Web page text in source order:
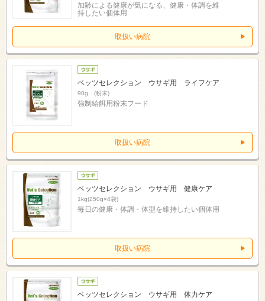
加齢による健康が気になる、健康・体調を維
持したい個体用
取扱い病院
ベッツセレクション ウサギ用 ライフケア
90g (粉末)
強制給餌用粉末フード
取扱い病院
ベッツセレクション ウサギ用 健康ケア
1kg(250g×4袋)
毎日の健康・体調・体型を維持したい個体用
取扱い病院
ベッツセレクション ウサギ用 体力ケア